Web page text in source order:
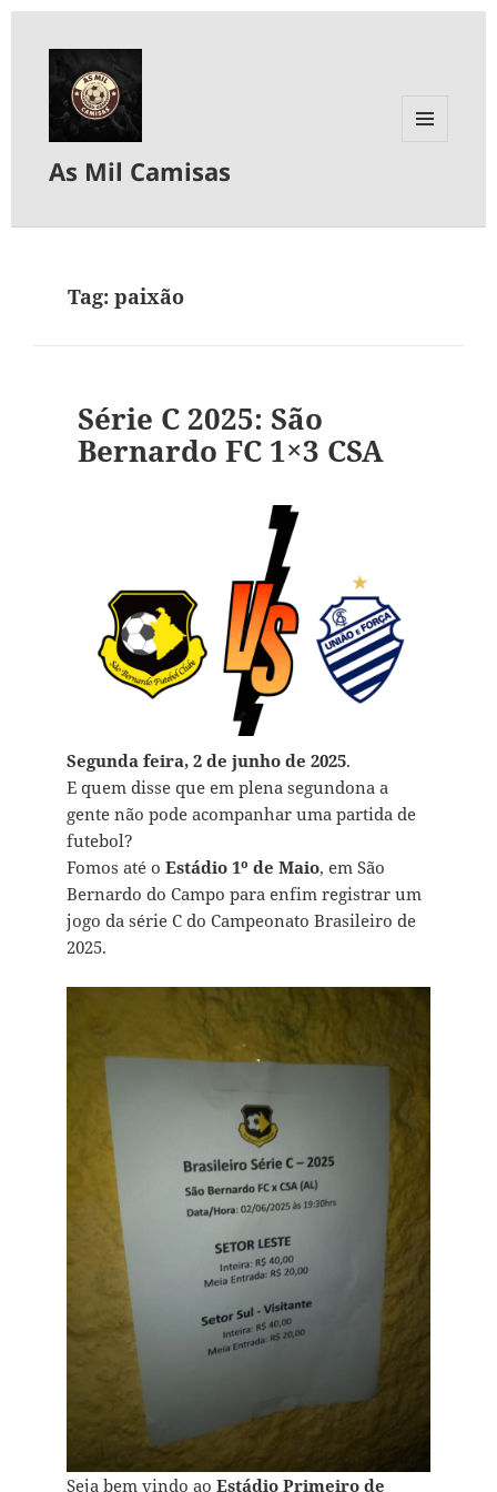
As Mil Camisas
Tag:paixão
Série C 2025: São
Bernardo FC 1×3 CSA
Segunda feira, 2 de junho de 2025.
E quem disse que em plena segundona a
gente não pode acompanhar uma partida de
futebol?
Fomos até o Estádio 1º de Maio, em São
Bernardo do Campo para enfim registrar um
jogo da série C do Campeonato Brasileiro de
2025.
Seja bem vindo ao Estádio Primeiro de